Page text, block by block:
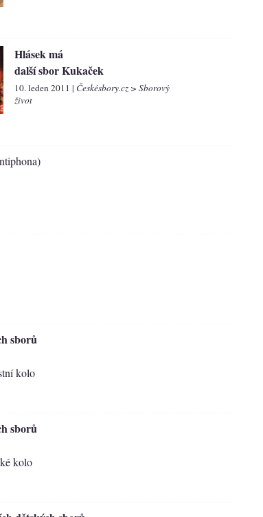
Hlásek má
další sbor Kukaček
10. leden 2011 | Českésbory.cz > Sborový
život
sborů
kolo
sborů
kolo